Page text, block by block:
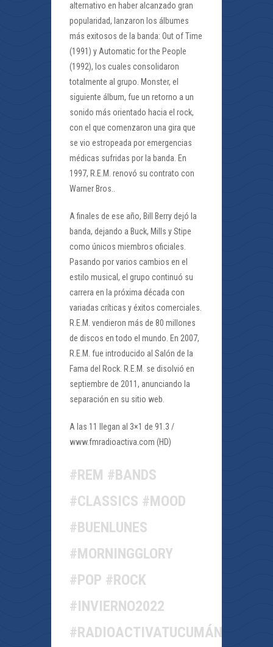
alternativo en haber alcanzado gran
popularidad, lanzaron los álbumes
más exitosos de la banda: Out of Time
(1991) y Automatic for the People
(1992), los cuales consolidaron
totalmente al grupo. Monster, el
siguiente álbum, fue un retorno a un
sonido más orientado hacia el rock,
con el que comenzaron una gira que
se vio estropeada por emergencias
médicas sufridas por la banda. En
1997, R.E.M. renovó su contrato con
Warner Bros..
A finales de ese año, Bill Berry dejó la
banda, dejando a Buck, Mills y Stipe
como únicos miembros oficiales.
Pasando por varios cambios en el
estilo musical, el grupo continuó su
carrera en la próxima década con
variadas críticas y éxitos comerciales.
R.E.M. vendieron más de 80 millones
de discos en todo el mundo. En 2007,
R.E.M. fue introducido al Salón de la
Fama del Rock. R.E.M. se disolvió en
septiembre de 2011, anunciando la
separación en su sitio web.
A las 11 llegan al 3×1 de 91.3 /
www.fmradioactiva.com (HD)
#REM #BANDS
#CLASSICS #MOOD
#BUENLUNES
#MORNINGGLORY
#POP #ROCK
#INVIERNO2022
#RADIOACTIVATUCUMÁN